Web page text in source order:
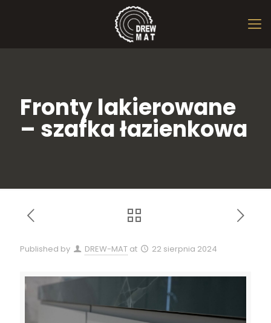
Fronty lakierowane
– szafka łazienkowa
Published by DREW-MAT at 22 sierpnia 2024